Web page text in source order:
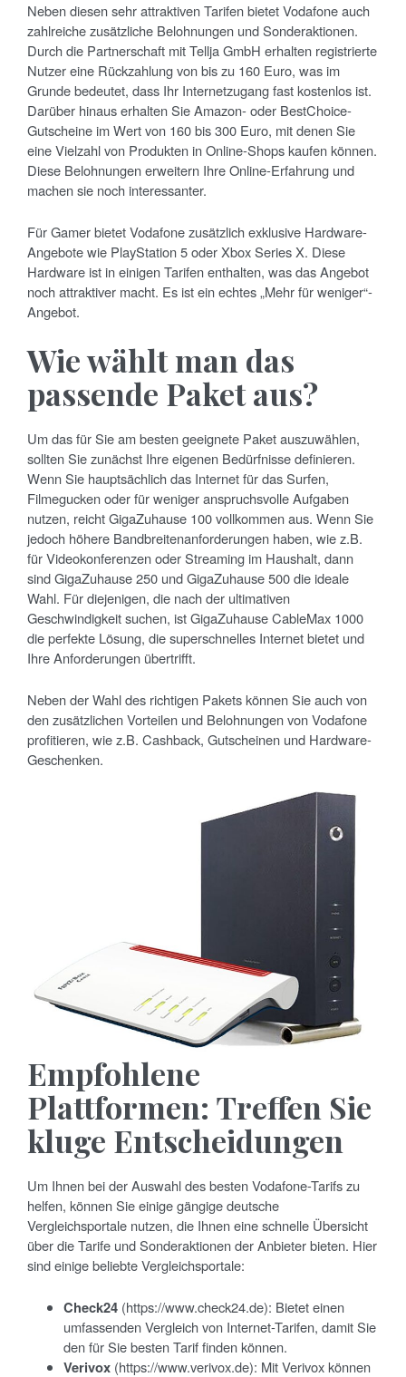
Neben diesen sehr attraktiven Tarifen bietet Vodafone auch
zahlreiche zusätzliche Belohnungen und Sonderaktionen.
Durch die Partnerschaft mit Tellja GmbH erhalten registrierte
Nutzer eine Rückzahlung von bis zu 160 Euro, was im
Grunde bedeutet, dass Ihr Internetzugang fast kostenlos ist.
Darüber hinaus erhalten Sie Amazon- oder BestChoice-
Gutscheine im Wert von 160 bis 300 Euro, mit denen Sie
eine Vielzahl von Produkten in Online-Shops kaufen können.
Diese Belohnungen erweitern Ihre Online-Erfahrung und
machen sie noch interessanter.
Für Gamer bietet Vodafone zusätzlich exklusive Hardware-
Angebote wie PlayStation 5 oder Xbox Series X. Diese
Hardware ist in einigen Tarifen enthalten, was das Angebot
noch attraktiver macht. Es ist ein echtes „Mehr für weniger“-
Angebot.
Wie wählt man das
passende Paket aus?
Um das für Sie am besten geeignete Paket auszuwählen,
sollten Sie zunächst Ihre eigenen Bedürfnisse definieren.
Wenn Sie hauptsächlich das Internet für das Surfen,
Filmegucken oder für weniger anspruchsvolle Aufgaben
nutzen, reicht GigaZuhause 100 vollkommen aus. Wenn Sie
jedoch höhere Bandbreitenanforderungen haben, wie z.B.
für Videokonferenzen oder Streaming im Haushalt, dann
sind GigaZuhause 250 und GigaZuhause 500 die ideale
Wahl. Für diejenigen, die nach der ultimativen
Geschwindigkeit suchen, ist GigaZuhause CableMax 1000
die perfekte Lösung, die superschnelles Internet bietet und
Ihre Anforderungen übertrifft.
Neben der Wahl des richtigen Pakets können Sie auch von
den zusätzlichen Vorteilen und Belohnungen von Vodafone
profitieren, wie z.B. Cashback, Gutscheinen und Hardware-
Geschenken.
Empfohlene
Plattformen: Treffen Sie
kluge Entscheidungen
Um Ihnen bei der Auswahl des besten Vodafone-Tarifs zu
helfen, können Sie einige gängige deutsche
Vergleichsportale nutzen, die Ihnen eine schnelle Übersicht
über die Tarife und Sonderaktionen der Anbieter bieten. Hier
sind einige beliebte Vergleichsportale:
Check24 (https://www.check24.de): Bietet einen
umfassenden Vergleich von Internet-Tarifen, damit Sie
den für Sie besten Tarif finden können.
Verivox (https://www.verivox.de): Mit Verivox können